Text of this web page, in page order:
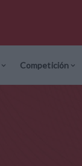
Competición